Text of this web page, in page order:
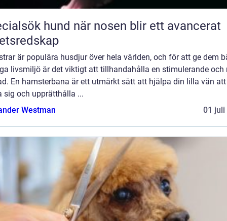
hund när nosen blir ett avancerat
är populära husdjur över hela världen, och för att ge dem
livsmiljö är det viktigt att tillhandahålla en stimulerande och
En hamsterbana är ett utmärkt sätt att hjälpa din lilla vän att
sig och upprätthålla ...
Westman
01 juli